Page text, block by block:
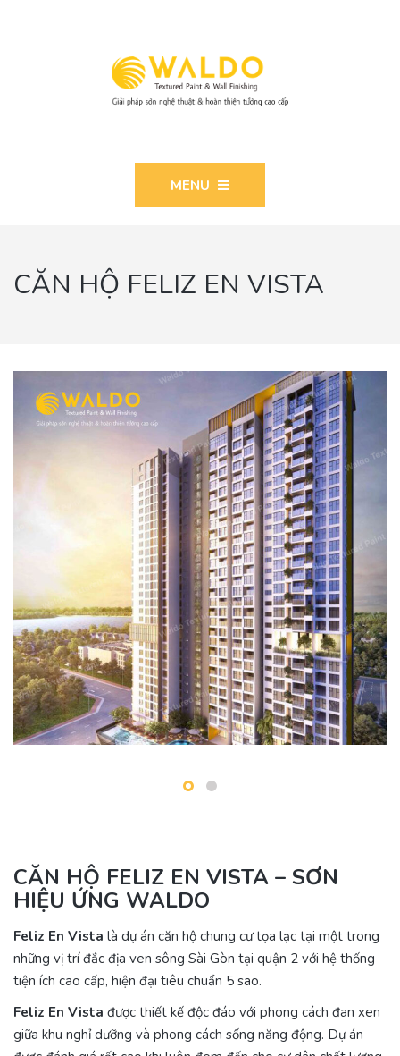
MENU
CĂN HỘ FELIZ EN VISTA
CĂN HỘ FELIZ EN VISTA – SƠN
HIỆU ỨNG WALDO
Feliz En Vista là dự án căn hộ chung cư tọa lạc tại một trong
những vị trí đắc địa ven sông Sài Gòn tại quận 2 với hệ thống
tiện ích cao cấp, hiện đại tiêu chuẩn 5 sao.
Feliz En Vista được thiết kế độc đáo với phong cách đan xen
giữa khu nghỉ dưỡng và phong cách sống năng động. Dự án